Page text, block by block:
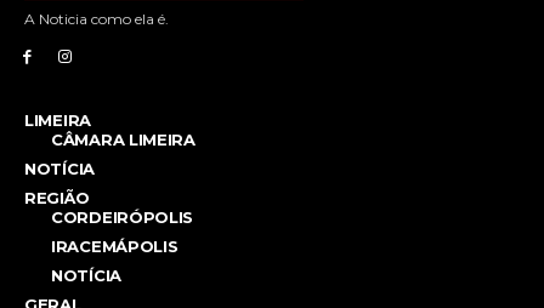
A Noticia como ela é.
LIMEIRA
CÂMARA LIMEIRA
NOTÍCIA
REGIÃO
CORDEIRÓPOLIS
IRACEMÁPOLIS
NOTÍCIA